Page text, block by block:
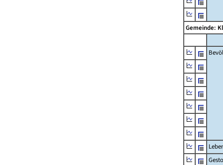
Gemeinde: